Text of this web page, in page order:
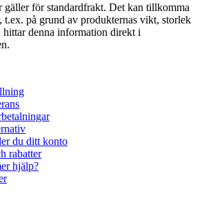
gäller för standardfrakt. Det kan tillkomma
t.ex. på grund av produkternas vikt, storlek
hittar denna information direkt i
du ditt konto
rabatter
hjälp?